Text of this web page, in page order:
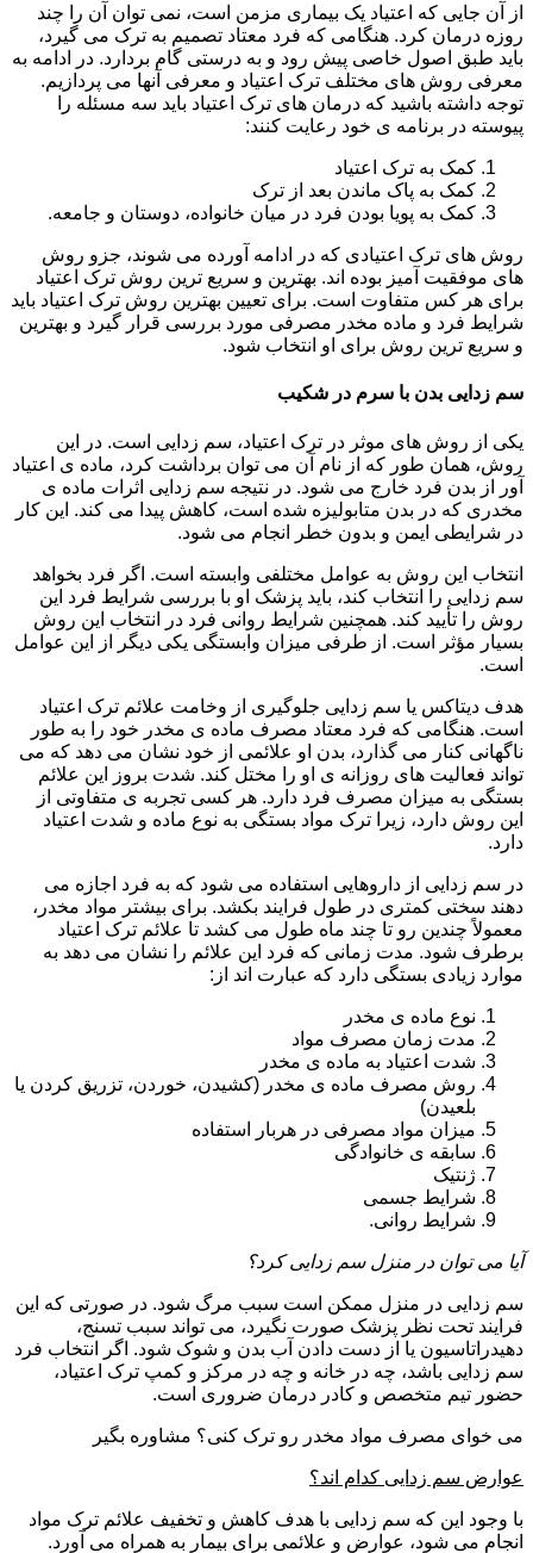
از آن جایی که اعتیاد یک بیماری مزمن است، نمی توان آن را چند
روزه درمان کرد. هنگامی که فرد معتاد تصمیم به ترک می گیرد،
باید طبق اصول خاصی پیش رود و به درستی گام بردارد. در ادامه به
معرفی روش های مختلف ترک اعتیاد و معرفی آنها می پردازیم.
توجه داشته باشید که درمان های ترک اعتیاد باید سه مسئله را
پیوسته در برنامه ی خود رعایت کنند:
کمک به ترک اعتیاد
کمک به پاک ماندن بعد از ترک
کمک به پویا بودن فرد در میان خانواده، دوستان و جامعه.
روش های ترک اعتیادی که در ادامه آورده می شوند، جزو روش
های موفقیت آمیز بوده اند. بهترین و سریع ترین روش ترک اعتیاد
برای هر کس متفاوت است. برای تعیین بهترین روش ترک اعتیاد باید
شرایط فرد و ماده مخدر مصرفی مورد بررسی قرار گیرد و بهترین
و سریع ترین روش برای او انتخاب شود.
سم زدایی بدن با سرم در شکیب
یکی از روش های موثر در ترک اعتیاد، سم زدایی است. در این
روش، همان طور که از نام آن می توان برداشت کرد، ماده ی اعتیاد
آور از بدن فرد خارج می شود. در نتیجه سم زدایی اثرات ماده ی
مخدری که در بدن متابولیزه شده است، کاهش پیدا می کند. این کار
در شرایطی ایمن و بدون خطر انجام می شود.
انتخاب این روش به عوامل مختلفی وابسته است. اگر فرد بخواهد
سم زدایی را انتخاب کند، باید پزشک او با بررسی شرایط فرد این
روش را تأیید کند. همچنین شرایط روانی فرد در انتخاب این روش
بسیار مؤثر است. از طرفی میزان وابستگی یکی دیگر از این عوامل
است.
هدف دیتاکس یا سم زدایی جلوگیری از وخامت علائم ترک اعتیاد
است. هنگامی که فرد معتاد مصرف ماده ی مخدر خود را به طور
ناگهانی کنار می گذارد، بدن او علائمی از خود نشان می دهد که می
تواند فعالیت های روزانه ی او را مختل کند. شدت بروز این علائم
بستگی به میزان مصرف فرد دارد. هر کسی تجربه ی متفاوتی از
این روش دارد، زیرا ترک مواد بستگی به نوع ماده و شدت اعتیاد
دارد.
در سم زدایی از داروهایی استفاده می شود که به فرد اجازه می
دهند سختی کمتری در طول فرایند بکشد. برای بیشتر مواد مخدر،
معمولاً چندین رو تا چند ماه طول می کشد تا علائم ترک اعتیاد
برطرف شود. مدت زمانی که فرد این علائم را نشان می دهد به
موارد زیادی بستگی دارد که عبارت اند از:
نوع ماده ی مخدر
مدت زمان مصرف مواد
شدت اعتیاد به ماده ی مخدر
روش مصرف ماده ی مخدر (کشیدن، خوردن، تزریق کردن یا
بلعیدن)
میزان مواد مصرفی در هربار استفاده
سابقه ی خانوادگی
ژنتیک
شرایط جسمی
شرایط روانی.
آیا می توان در منزل سم زدایی کرد؟
سم زدایی در منزل ممکن است سبب مرگ شود. در صورتی که این
فرایند تحت نظر پزشک صورت نگیرد، می تواند سبب تسنج،
دهیدراتاسیون یا از دست دادن آب بدن و شوک شود. اگر انتخاب فرد
سم زدایی باشد، چه در خانه و چه در مرکز و کمپ ترک اعتیاد،
حضور تیم متخصص و کادر درمان ضروری است.
می خوای مصرف مواد مخدر رو ترک کنی؟ مشاوره بگیر
عوارض سم زدایی کدام اند؟
با وجود این که سم زدایی با هدف کاهش و تخفیف علائم ترک مواد
انجام می شود، عوارض و علائمی برای بیمار به همراه می آورد.